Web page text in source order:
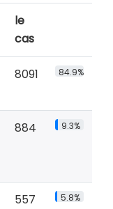
le
cas
8091 84.9%
884 9.3%
557 5.8%